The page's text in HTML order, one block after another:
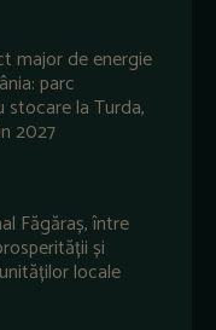
major de energie
parc
la Turda,
2027
Făgăraș, între
și
locale